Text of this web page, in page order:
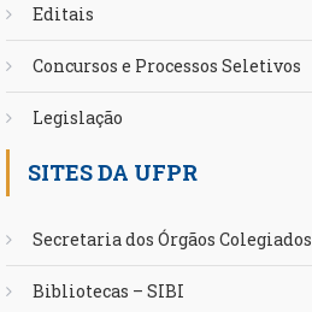
Editais
Concursos e Processos Seletivos
Legislação
SITES DA UFPR
Secretaria dos Órgãos Colegiados
Bibliotecas – SIBI